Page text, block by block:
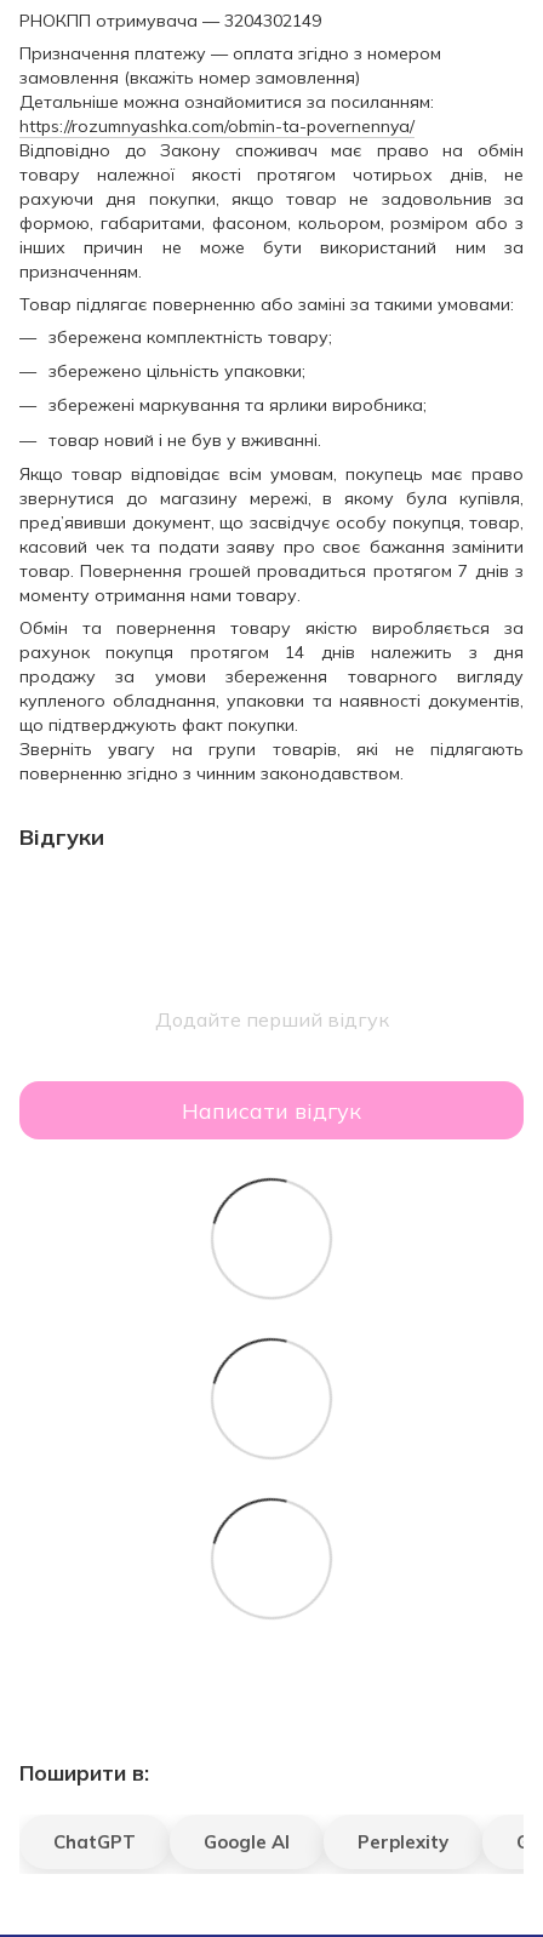
РНОКПП отримувача — 3204302149
Призначення платежу — оплата згідно з номером
замовлення (вкажіть номер замовлення)
Детальніше можна ознайомитися за посиланням:
https://rozumnyashka.com/obmin-ta-povernennya/
Відповідно до Закону споживач має право на обмін
товару належної якості протягом чотирьох днів, не
рахуючи дня покупки, якщо товар не задовольнив за
формою, габаритами, фасоном, кольором, розміром або з
інших причин не може бути використаний ним за
призначенням.
Товар підлягає поверненню або заміні за такими умовами:
збережена комплектність товару;
збережено цільність упаковки;
збережені маркування та ярлики виробника;
товар новий і не був у вживанні.
Якщо товар відповідає всім умовам, покупець має право
звернутися до магазину мережі, в якому була купівля,
пред’явивши документ, що засвідчує особу покупця, товар,
касовий чек та подати заяву про своє бажання замінити
товар. Повернення грошей провадиться протягом 7 днів з
моменту отримання нами товару.
Обмін та повернення товару якістю виробляється за
рахунок покупця протягом 14 днів належить з дня
продажу за умови збереження товарного вигляду
купленого обладнання, упаковки та наявності документів,
що підтверджують факт покупки.
Зверніть увагу на групи товарів, які не підлягають
поверненню згідно з чинним законодавством.
Відгуки
Додайте перший відгук
Написати відгук
Поширити в:
ChatGPT Google AI Perplexity